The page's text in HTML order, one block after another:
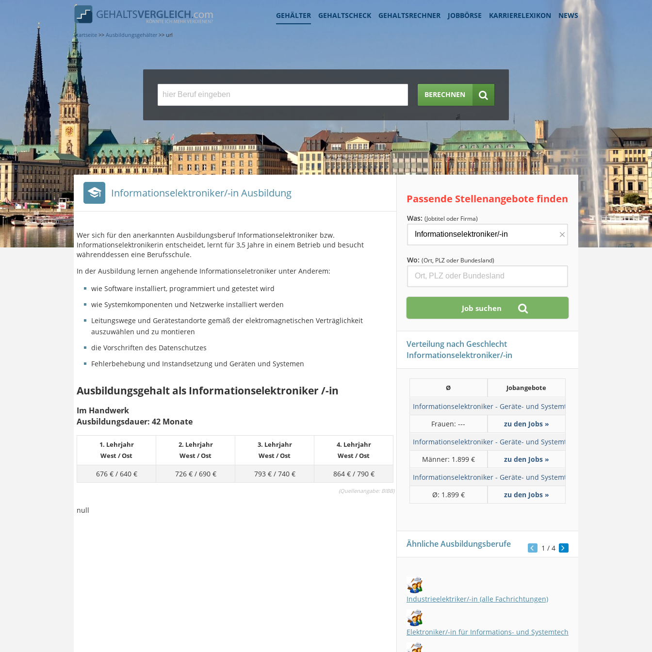
GEHÄLTER GEHALTSCHECK GEHALTSRECHNER JOBBÖRSE KARRIERELEXIKON NEWS
Startseite >> Ausbildungsgehälter >> url
BERECHNEN
Informationselektroniker/-in Ausbildung
Wer sich für den anerkannten Ausbildungsberuf Informationselektroniker bzw.
Informationselektronikerin entscheidet, lernt für 3,5 Jahre in einem Betrieb und besucht
währenddessen eine Berufsschule.
In der Ausbildung lernen angehende Informationseletroniker unter Anderem:
wie Software installiert, programmiert und getestet wird
wie Systemkomponenten und Netzwerke installiert werden
Leitungswege und Gerätestandorte gemäß der elektromagnetischen Verträglichkeit
auszuwählen und zu montieren
die Vorschriften des Datenschutzes
Fehlerbehebung und Instandsetzung und Geräten und Systemen
Ausbildungsgehalt als Informationselektroniker /-in
Im Handwerk
Ausbildungsdauer: 42 Monate
1. Lehrjahr
West/Ost
2. Lehrjahr
West/Ost
3. Lehrjahr
West/Ost
4. Lehrjahr
West/Ost
676 €/ 640 € 726 €/ 690 € 793 €/ 740 € 864 €/ 790 €
(Quellenangabe: BIBB)
null
Passende Stellenangebote finden
Was: (Jobtitel oder Firma)
×
Wo: (Ort, PLZ oder Bundesland)
Verteilung nach Geschlecht
Informationselektroniker/-in
Ø Jobangebote
Informationselektroniker - Geräte- und Systemtechnik
Frauen: ---
zu den Jobs »
Informationselektroniker - Geräte- und Systemtechnik
Männer: 1.899 €
zu den Jobs »
Informationselektroniker - Geräte- und Systemtechnik
Ø: 1.899 €
zu den Jobs »
Ähnliche Ausbildungsberufe 1 / 4
Industrieelektriker/-in (alle Fachrichtungen)
Elektroniker/-in für Informations- und Systemtechnik